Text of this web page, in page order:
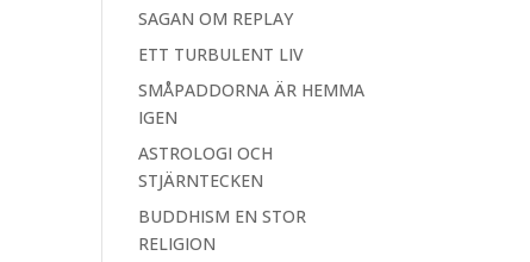
SAGAN OM REPLAY
ETT TURBULENT LIV
SMÅPADDORNA ÄR HEMMA
IGEN
ASTROLOGI OCH
STJÄRNTECKEN
BUDDHISM EN STOR
RELIGION